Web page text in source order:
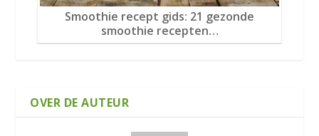
Smoothie recept gids: 21 gezonde
smoothie recepten…
OVER DE AUTEUR